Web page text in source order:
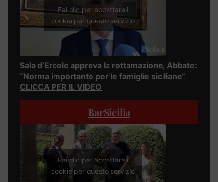
Fai clic per accettare i
cookie per questo servizio
Sala d’Ercole approva la rottamazione, Abbate:
“Norma importante per le famiglie siciliane”
CLICCA PER IL VIDEO
BarSicilia
Fai clic per accettare i
cookie per questo servizio